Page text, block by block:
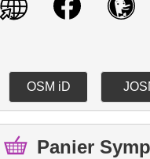
OSM iD
Panier